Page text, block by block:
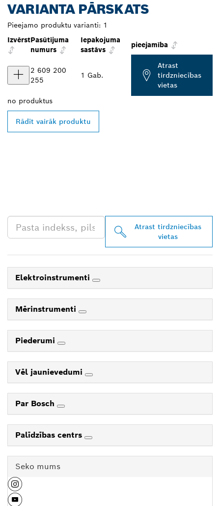
VARIANTA PĀRSKATS
Pieejamo produktu varianti: 1
IzvērstPasūtījuma
numurs
Iepakojuma
sastāvs
pieejamība
2 609 200
255
1 Gab.
Atrast
tirdzniecības
vietas
no produktus
Rādīt vairāk produktu
Atrast tirdzniecības
vietas
Elektroinstrumenti
Mērinstrumenti
Piederumi
Vēl jaunievedumi
Par Bosch
Palīdzības centrs
Seko mums